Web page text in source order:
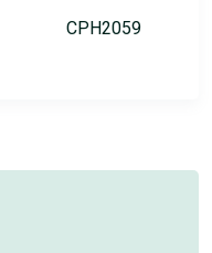
CPH2059